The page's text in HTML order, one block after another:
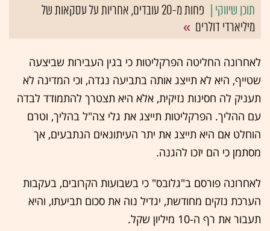
פחות מ-20 עובדים, אחריות על עסקאות של
מיליארדי דולרים
לאחרונה החליטה הפרקליטות כי בגין העבירות שביצעה
שטייף, היא לא תייצג אותה בתביעה נגדה, וכי המדינה לא
תעניק לה חסינות נזיקית, אלא היא תצטרך להתמודד לבדה
עם ההליך. הפרקליטות תייצג את גלי צה"ל בהליך, וטרם
הוחלט אם היא תייצג את יתר העיתונאים הנתבעים, אך
מסתמן כי הם יזכו להגנה.
לאחרונה פורסם ב"גלובס" כי בשבועות הקרובים, בעקבות
הערכת נזקים מחודשת, יגדיל נוה את סכום תביעתו, והיא
תעבור את רף ה-10 מיליון שקל.